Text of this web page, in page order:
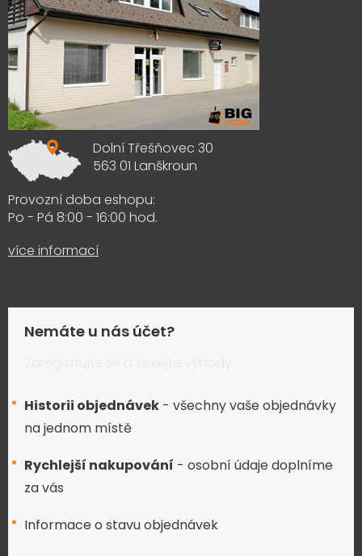
Dolní Třešňovec 30
563 01 Lanškroun
Provozní doba eshopu:
Po - Pá 8:00 - 16:00 hod.
více informací
Nemáte u nás účet?
Historii objednávek - všechny vaše objednávky
na jednom místě
Rychlejší nakupování - osobní údaje doplníme
za vás
Informace o stavu objednávek